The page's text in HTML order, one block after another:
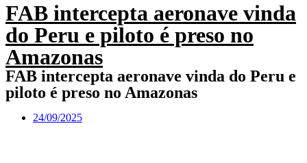
FAB intercepta aeronave vinda
do Peru e piloto é preso no
Amazonas
FAB intercepta aeronave vinda do Peru e
piloto é preso no Amazonas
24/09/2025